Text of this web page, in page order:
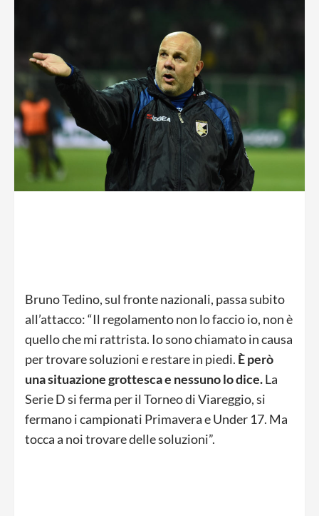
Bruno Tedino, sul fronte nazionali, passa subito
all’attacco: “Il regolamento non lo faccio io, non è
quello che mi rattrista. Io sono chiamato in causa
per trovare soluzioni e restare in piedi. È però
una situazione grottesca e nessuno lo dice.La
Serie D si ferma per il Torneo di Viareggio, si
fermano i campionati Primavera e Under 17. Ma
tocca a noi trovare delle soluzioni”.